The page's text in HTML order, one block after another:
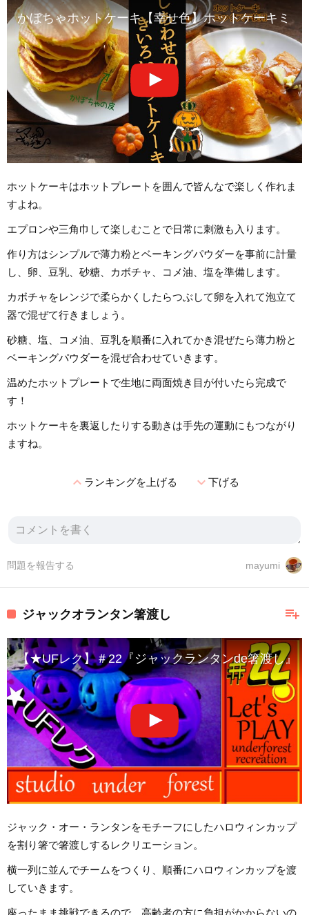
かぼちゃホットケーキ【幸せ色】ホットケーキミッ
ホットケーキはホットプレートを囲んで皆んなで楽しく作れま
すよね。
エプロンや三角巾して楽しむことで日常に刺激も入ります。
作り方はシンプルで薄力粉とベーキングパウダーを事前に計量
し、卵、豆乳、砂糖、カボチャ、コメ油、塩を準備します。
カボチャをレンジで柔らかくしたらつぶして卵を入れて泡立て
器で混ぜて行きましょう。
砂糖、塩、コメ油、豆乳を順番に入れてかき混ぜたら薄力粉と
ベーキングパウダーを混ぜ合わせていきます。
温めたホットプレートで生地に両面焼き目が付いたら完成で
す！
ホットケーキを裏返したりする動きは手先の運動にもつながり
ますね。
expand_lessランキングを上げる expand_more下げる
mayumi
問題を報告する
playlist_add
ジャックオランタン箸渡し
【★UFレク】＃22『ジャックランタンde箸渡し』
ジャック・オー・ランタンをモチーフにしたハロウィンカップ
を割り箸で箸渡しするレクリエーション。
横一列に並んでチームをつくり、順番にハロウィンカップを渡
していきます。